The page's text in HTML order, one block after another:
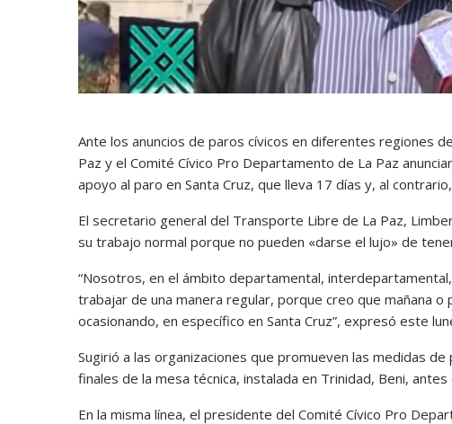
Ante los anuncios de paros cívicos en diferentes regiones
Paz y el Comité Cívico Pro Departamento de La Paz
apoyo al paro en Santa Cruz, que lleva 17 días y, al
El secretario general del Transporte Libre de La Paz,
su trabajo normal porque no pueden «darse el lujo» de
“Nosotros, en el ámbito departamental,
trabajar de una manera regular, porque creo que mañana
ocasionando, en específico en Santa Cruz”, expresó este
Sugirió a las organizaciones que promueven las medidas
finales de la mesa técnica, instalada en Trinidad, Beni,
En la misma línea, el presidente del Comité Cívico Pro